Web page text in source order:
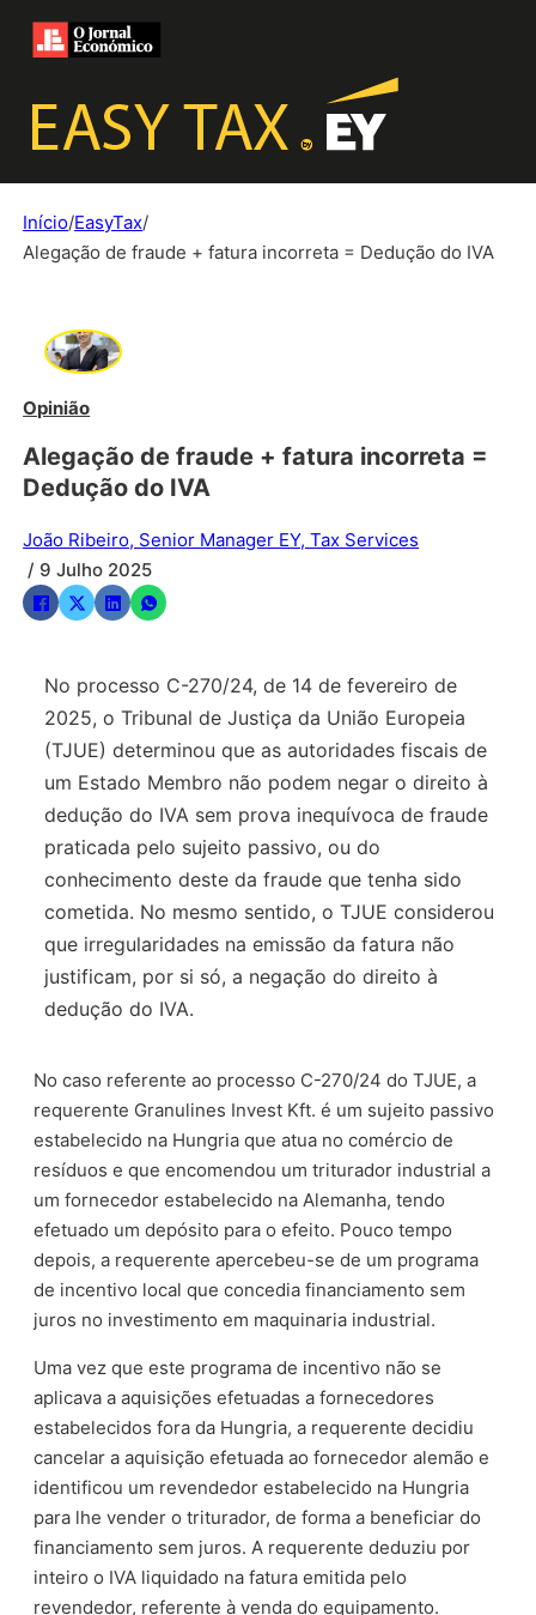
Início/EasyTax/
Alegação de fraude + fatura incorreta = Dedução do IVA
Opinião
Alegação de fraude + fatura incorreta =
Dedução do IVA
João Ribeiro, Senior Manager EY, Tax Services
/ 9 Julho 2025
No processo C-270/24, de 14 de fevereiro de
2025, o Tribunal de Justiça da União Europeia
(TJUE) determinou que as autoridades fiscais de
um Estado Membro não podem negar o direito à
dedução do IVA sem prova inequívoca de fraude
praticada pelo sujeito passivo, ou do
conhecimento deste da fraude que tenha sido
cometida. No mesmo sentido, o TJUE considerou
que irregularidades na emissão da fatura não
justificam, por si só, a negação do direito à
dedução do IVA.
No caso referente ao processo C-270/24 do TJUE, a
requerente Granulines Invest Kft. é um sujeito passivo
estabelecido na Hungria que atua no comércio de
resíduos e que encomendou um triturador industrial a
um fornecedor estabelecido na Alemanha, tendo
efetuado um depósito para o efeito. Pouco tempo
depois, a requerente apercebeu-se de um programa
de incentivo local que concedia financiamento sem
juros no investimento em maquinaria industrial.
Uma vez que este programa de incentivo não se
aplicava a aquisições efetuadas a fornecedores
estabelecidos fora da Hungria, a requerente decidiu
cancelar a aquisição efetuada ao fornecedor alemão e
identificou um revendedor estabelecido na Hungria
para lhe vender o triturador, de forma a beneficiar do
financiamento sem juros. A requerente deduziu por
inteiro o IVA liquidado na fatura emitida pelo
revendedor, referente à venda do equipamento.